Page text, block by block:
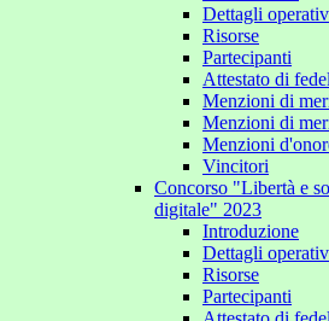
Dettagli
Risorse
Partecipanti
Attestato di
Menzioni di
Menzioni di
Menzioni
Vincitori
Concorso "Libertà e
digitale" 2023
Introduzione
Dettagli
Risorse
Partecipanti